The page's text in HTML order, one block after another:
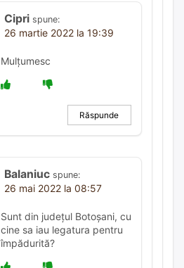
Cipri spune:
26 martie 2022 la 19:39
Mulțumesc
Răspunde
Balaniuc spune:
26 mai 2022 la 08:57
Sunt din județul Botoșani, cu
cine sa iau legatura pentru
împădurită?